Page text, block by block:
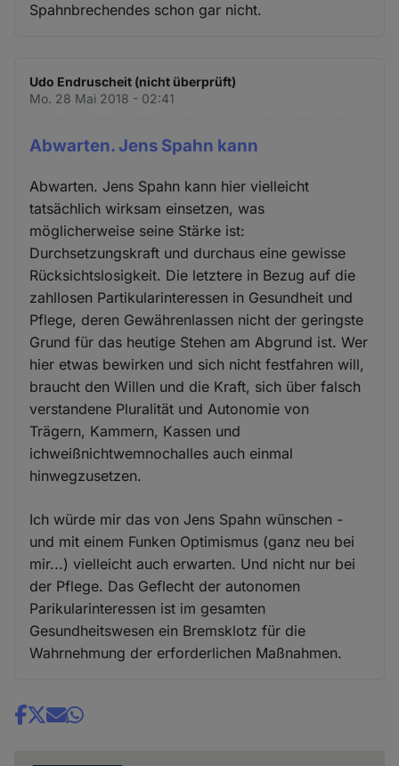
Spahnbrechendes schon gar nicht.
Udo Endruscheit (nicht überprüft)
Mo. 28 Mai 2018 - 02:41
Abwarten. Jens Spahn kann
Abwarten. Jens Spahn kann hier vielleicht
tatsächlich wirksam einsetzen, was
möglicherweise seine Stärke ist:
Durchsetzungskraft und durchaus eine gewisse
Rücksichtslosigkeit. Die letztere in Bezug auf die
zahllosen Partikularinteressen in Gesundheit und
Pflege, deren Gewährenlassen nicht der geringste
Grund für das heutige Stehen am Abgrund ist. Wer
hier etwas bewirken und sich nicht festfahren will,
braucht den Willen und die Kraft, sich über falsch
verstandene Pluralität und Autonomie von
Trägern, Kammern, Kassen und
ichweißnichtwemnochalles auch einmal
hinwegzusetzen.
Ich würde mir das von Jens Spahn wünschen -
und mit einem Funken Optimismus (ganz neu bei
mir...) vielleicht auch erwarten. Und nicht nur bei
der Pflege. Das Geflecht der autonomen
Parikularinteressen ist im gesamten
Gesundheitswesen ein Bremsklotz für die
Wahrnehmung der erforderlichen Maßnahmen.
Share